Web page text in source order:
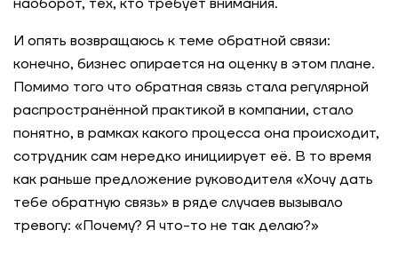
наоборот, тех, кто требует внимания.
И опять возвращаюсь к теме обратной связи:
конечно, бизнес опирается на оценку в этом плане.
Помимо того что обратная связь стала регулярной
распространённой практикой в компании, стало
понятно, в рамках какого процесса она происходит,
сотрудник сам нередко инициирует её. В то время
как раньше предложение руководителя «Хочу дать
тебе обратную связь» в ряде случаев вызывало
тревогу: «Почему? Я что-то не так делаю?»